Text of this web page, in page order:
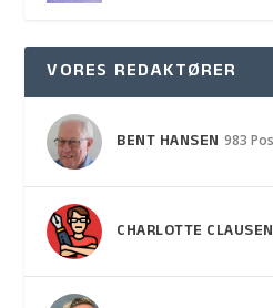
VORES REDAKTØRER
BENT HANSEN 983
CHARLOTTE CLAUSEN